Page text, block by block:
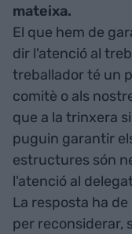
mateixa.
El que hem de
dir l'atenció al
treballador té un
comitè o als
que a la trinxera
puguin garantir
estructures són
l'atenció al
La resposta ha
per reconsiderar,